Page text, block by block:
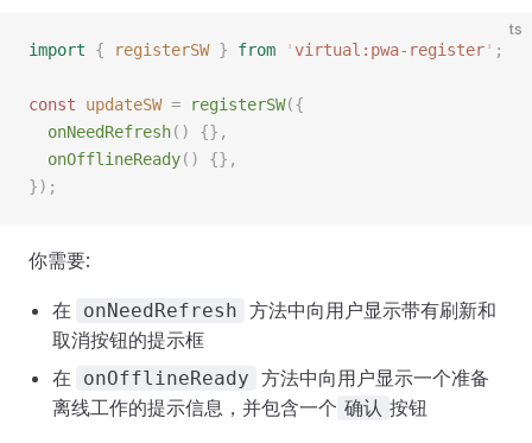
ts
import { registerSW } from ' virtual:pwa-register' ;
const updateSW = registerSW({
  onNeedRefresh
() {},
  onOfflineReady
() {},
});
你需要:
在 onNeedRefresh 方法中向用户显示带有刷新和
取消按钮的提示框
在
onOfflineReady 方法中向用户显示一个准备
离线工作的提示信息，并包含一个 确认 按钮